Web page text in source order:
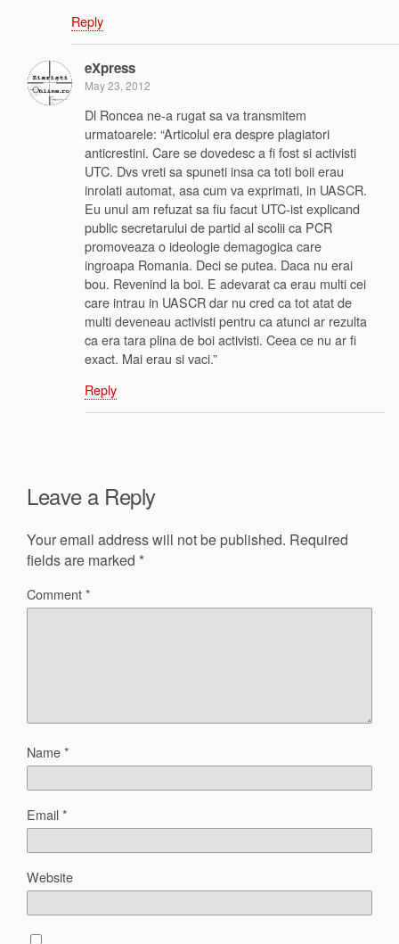
Reply
eXpress
May 23, 2012
Dl Roncea ne-a rugat sa va transmitem
urmatoarele: “Articolul era despre plagiatori
anticrestini. Care se dovedesc a fi fost si activisti
UTC. Dvs vreti sa spuneti insa ca toti boii erau
inrolati automat, asa cum va exprimati, in UASCR.
Eu unul am refuzat sa fiu facut UTC-ist explicand
public secretarului de partid al scolii ca PCR
promoveaza o ideologie demagogica care
ingroapa Romania. Deci se putea. Daca nu erai
bou. Revenind la boi. E adevarat ca erau multi cei
care intrau in UASCR dar nu cred ca tot atat de
multi deveneau activisti pentru ca atunci ar rezulta
ca era tara plina de boi activisti. Ceea ce nu ar fi
exact. Mai erau si vaci.”
Reply
Leave a Reply
Your email address will not be published. Required
fields are marked *
Comment*
Name*
Email*
Website